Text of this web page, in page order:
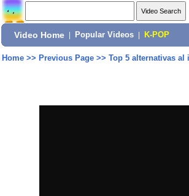
Video Home Popular Videos K-POP
Home>> Previous Page>> Top 5 alternativas al